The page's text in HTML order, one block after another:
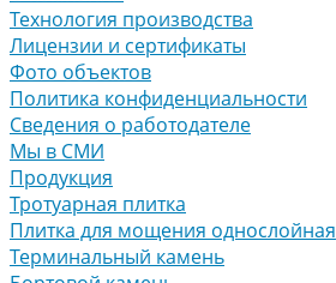
Технология производства
Лицензии и сертификаты
Фото объектов
Политика конфиденциальности
Сведения о работодателе
Мы в СМИ
Продукция
Тротуарная плитка
Плитка для мощения однослойная
Терминальный камень